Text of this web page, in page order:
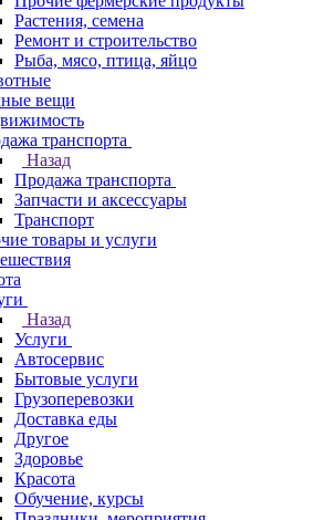
Растения, семена
Ремонт и строительство
Рыба, мясо, птица, яйцо
вещи
транспорта
Назад
Продажа транспорта
Запчасти и аксессуары
Транспорт
товары и услуги
Назад
Услуги
Автосервис
Бытовые услуги
Грузоперевозки
Доставка еды
Другое
Здоровье
Красота
Обучение, курсы